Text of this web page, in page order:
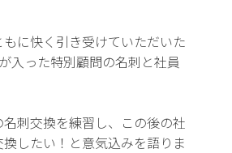
もに快く引き受けていただいた
入った特別顧問の名刺と社員
刺交換を練習し、この後の社
したい！と意気込みを語りま